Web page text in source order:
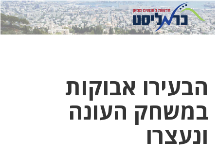
לחץ
כאן
לחץ
כדי
הבעירו אבוקות
במשחק העונה
ונעצרו